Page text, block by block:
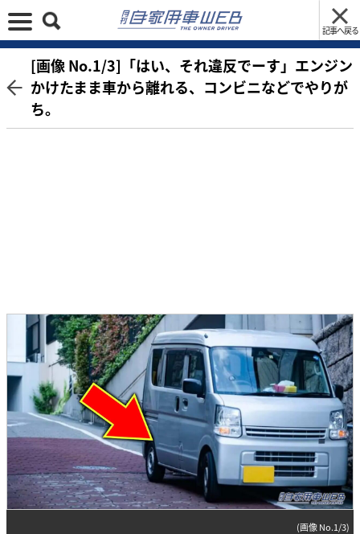
記事へ戻る
[画像 No.1/3]「はい、それ違反でーす」エンジン
かけたまま車から離れる、コンビニなどでやりが
ち。
(画像 No.1/3)